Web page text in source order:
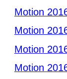
Motion
Motion
Motion
Motion